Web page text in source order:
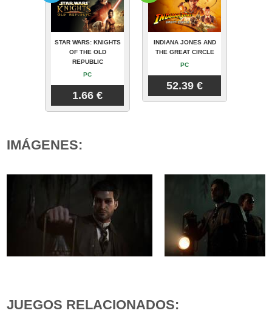
STAR WARS: KNIGHTS
OF THE OLD
REPUBLIC
PC
1.66 €
INDIANA JONES AND
THE GREAT CIRCLE
PC
52.39 €
IMÁGENES:
JUEGOS RELACIONADOS: